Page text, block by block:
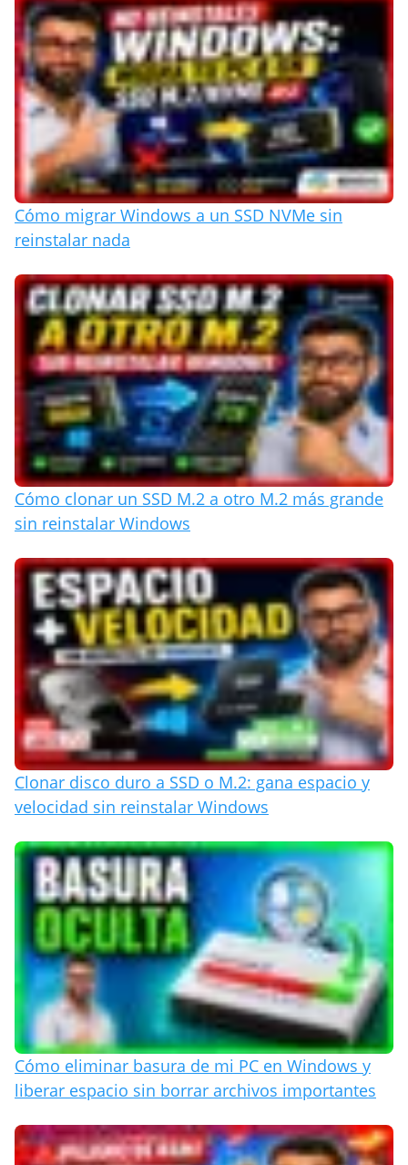
Cómo migrar Windows a un SSD NVMe sin
reinstalar nada
Cómo clonar un SSD M.2 a otro M.2 más grande
sin reinstalar Windows
Clonar disco duro a SSD o M.2: gana espacio y
velocidad sin reinstalar Windows
Cómo eliminar basura de mi PC en Windows y
liberar espacio sin borrar archivos importantes